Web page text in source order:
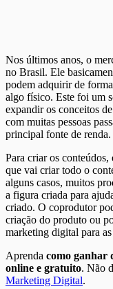
Nos últimos anos, o
no Brasil. Ele
podem adquirir de
algo físico. Este foi um
expandir os conceitos
com muitas pessoas
principal fonte de renda.
Para criar os conteúdos,
que vai criar todo o
alguns casos, muitos
a figura criada para
criado. O coprodutor
criação do produto ou
marketing digital para as
Aprenda como ganhar
online e gratuito. Não
Marketing Digital.